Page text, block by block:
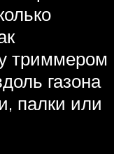
триммером
газона
палки или